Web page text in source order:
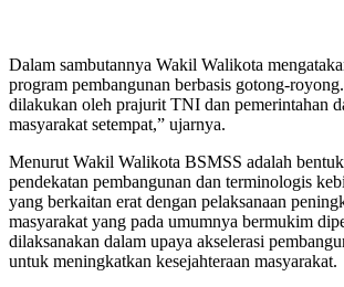
Dalam sambutannya Wakil Walikota
program pembangunan berbasis gotong-
dilakukan oleh prajurit TNI dan pemerintahan
masyarakat setempat,” ujarnya.
Menurut Wakil Walikota BSMSS adalah
pendekatan pembangunan dan terminologis
yang berkaitan erat dengan pelaksanaan
masyarakat yang pada umumnya bermukim
dilaksanakan dalam upaya akselerasi
untuk meningkatkan kesejahteraan masyarakat.